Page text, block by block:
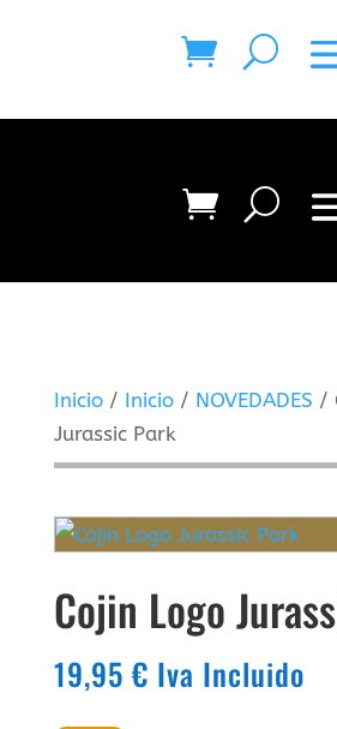
Inicio/ Inicio/ NOVEDADES /
Jurassic Park
Cojin Logo
19,95 € Iva Incluido